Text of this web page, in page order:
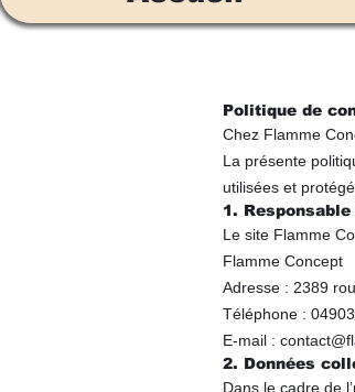
Politique de
Chez Flamme
La présente
utilisées et
1.
Le site Flamme
Flamme Concept
Adresse : 2389
Téléphone :
E-mail :
2. Données
Dans le cadre de